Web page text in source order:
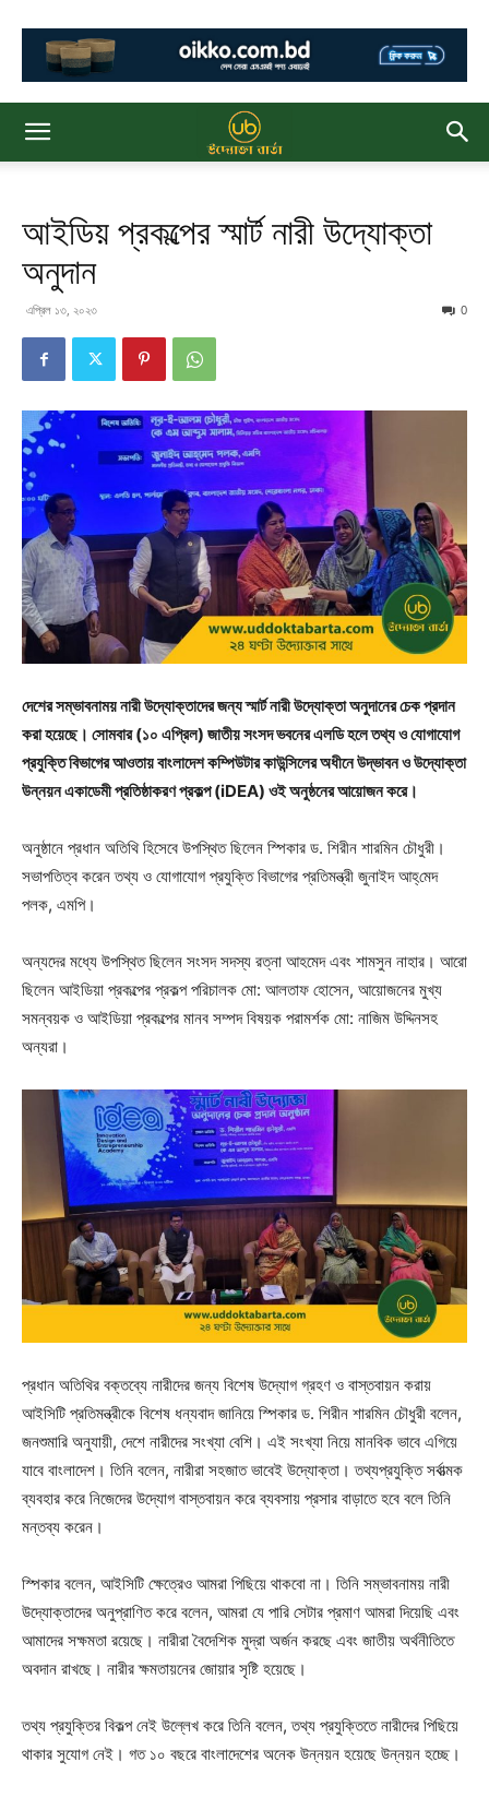
আইডিয় প্রকল্পের স্মার্ট নারী উদ্যোক্তা
অনুদান
এপ্রিল ১৩, ২০২৩ 0
দেশের সম্ভাবনাময় নারী উদ্যোক্তাদের জন্য স্মার্ট নারী উদ্যোক্তা অনুদানের চেক প্রদান
করা হয়েছে। সোমবার (১০ এপ্রিল) জাতীয় সংসদ ভবনের এলডি হলে তথ্য ও যোগাযোগ
প্রযুক্তি বিভাগের আওতায় বাংলাদেশ কম্পিউটার কাউন্সিলের অধীনে উদ্ভাবন ও উদ্যোক্তা
উন্নয়ন একাডেমী প্রতিষ্ঠাকরণ প্রকল্প (iDEA) ওই অনুষ্ঠনের আয়োজন করে।
অনুষ্ঠানে প্রধান অতিথি হিসেবে উপস্থিত ছিলেন স্পিকার ড. শিরীন শারমিন চৌধুরী।
সভাপতিত্ব করেন তথ্য ও যোগাযোগ প্রযুক্তি বিভাগের প্রতিমন্ত্রী জুনাইদ আহ্‌মেদ
পলক, এমপি।
অন্যদের মধ্যে উপস্থিত ছিলেন সংসদ সদস্য রত্না আহমেদ এবং শামসুন নাহার। আরো
ছিলেন আইডিয়া প্রকল্পের প্রকল্প পরিচালক মো: আলতাফ হোসেন, আয়োজনের মুখ্য
সমন্বয়ক ও আইডিয়া প্রকল্পের মানব সম্পদ বিষয়ক পরামর্শক মো: নাজিম উদ্দিনসহ
অন্যরা।
প্রধান অতিথির বক্তব্যে নারীদের জন্য বিশেষ উদ্যোগ গ্রহণ ও বাস্তবায়ন করায়
আইসিটি প্রতিমন্ত্রীকে বিশেষ ধন্যবাদ জানিয়ে স্পিকার ড. শিরীন শারমিন চৌধুরী বলেন,
জনশুমারি অনুযায়ী, দেশে নারীদের সংখ্যা বেশি। এই সংখ্যা নিয়ে মানবিক ভাবে এগিয়ে
যাবে বাংলাদেশ। তিনি বলেন, নারীরা সহজাত ভাবেই উদ্যোক্তা। তথ্যপ্রযুক্তি সর্বাত্মক
ব্যবহার করে নিজেদের উদ্যোগ বাস্তবায়ন করে ব্যবসায় প্রসার বাড়াতে হবে বলে তিনি
মন্তব্য করেন।
স্পিকার বলেন, আইসিটি ক্ষেত্রেও আমরা পিছিয়ে থাকবো না। তিনি সম্ভাবনাময় নারী
উদ্যোক্তাদের অনুপ্রাণিত করে বলেন, আমরা যে পারি সেটার প্রমাণ আমরা দিয়েছি এবং
আমাদের সক্ষমতা রয়েছে। নারীরা বৈদেশিক মুদ্রা অর্জন করছে এবং জাতীয় অর্থনীতিতে
অবদান রাখছে। নারীর ক্ষমতায়নের জোয়ার সৃষ্টি হয়েছে।
তথ্য প্রযুক্তির বিকল্প নেই উল্লেখ করে তিনি বলেন, তথ্য প্রযুক্তিতে নারীদের পিছিয়ে
থাকার সুযোগ নেই। গত ১০ বছরে বাংলাদেশের অনেক উন্নয়ন হয়েছে উন্নয়ন হচ্ছে।